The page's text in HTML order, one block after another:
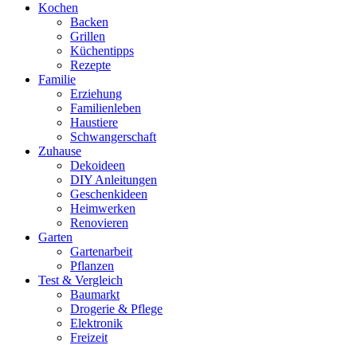
Kochen
Backen
Grillen
Küchentipps
Rezepte
Familie
Erziehung
Familienleben
Haustiere
Schwangerschaft
Zuhause
Dekoideen
DIY Anleitungen
Geschenkideen
Heimwerken
Renovieren
Garten
Gartenarbeit
Pflanzen
Test & Vergleich
Baumarkt
Drogerie & Pflege
Elektronik
Freizeit